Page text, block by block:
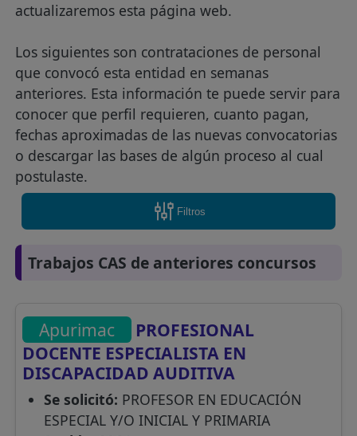
actualizaremos esta página web.
Los siguientes son contrataciones de personal
que convocó esta entidad en semanas
anteriores. Esta información te puede servir para
conocer que perfil requieren, cuanto pagan,
fechas aproximadas de las nuevas convocatorias
o descargar las bases de algún proceso al cual
postulaste.
Filtros
Trabajos CAS de anteriores concursos
Apurimac
PROFESIONAL
DOCENTE ESPECIALISTA EN
DISCAPACIDAD AUDITIVA
Se solicitó: PROFESOR EN EDUCACIÓN
ESPECIAL Y/O INICIAL Y PRIMARIA